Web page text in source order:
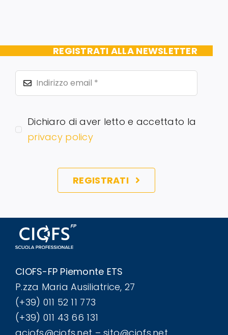
Richiedi informazioni
REGISTRATI ALLA NEWSLETTER
Dichiaro di aver letto e accettato la
privacy policy
REGISTRATI
CIOFS-FP Piemonte ETS
P.zza Maria Ausiliatrice, 27
(+39) 011 52 11 773
(+39) 011 43 66 131